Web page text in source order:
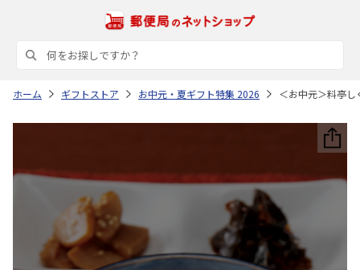
ホーム ギフトストア お中元・夏ギフト特集 2026 ＜お中元＞料亭